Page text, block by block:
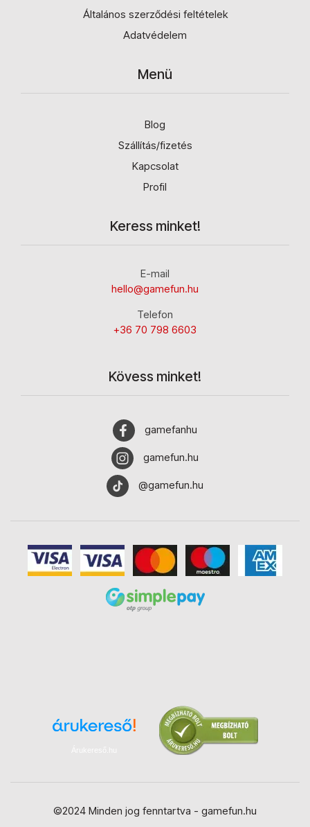
Általános szerződési feltételek
Adatvédelem
Menü
Blog
Szállítás/fizetés
Kapcsolat
Profil
Keress minket!
E-mail
hello@gamefun.hu
Telefon
+36 70 798 6603
Kövess minket!
gamefanhu
gamefun.hu
@gamefun.hu
Árukereső.hu
©2024 Minden jog fenntartva - gamefun.hu